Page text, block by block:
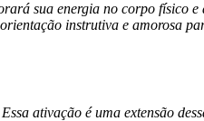
sua energia no corpo físico
instrutiva e amorosa
ativação é uma extensão